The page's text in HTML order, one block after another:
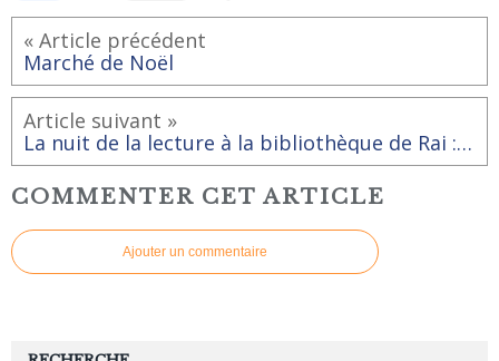
« Article précédent
Marché de Noël
Article suivant »
La nuit de la lecture à la bibliothèque de Rai : Soirée Boris Vian le 19 janvier 20h
COMMENTER CET ARTICLE
Ajouter un commentaire